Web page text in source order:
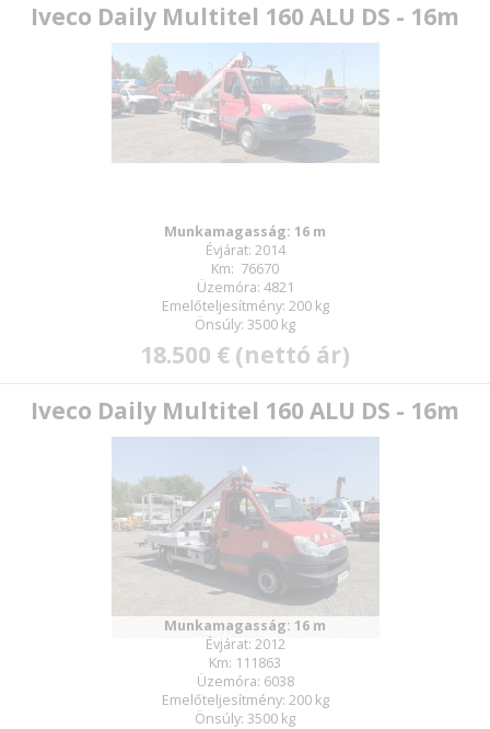
Iveco Daily Multitel 160 ALU DS - 16m
Munkamagasság: 16 m
Évjárat: 2014
Km: 76670
Üzemóra: 4821
Emelőteljesítmény: 200 kg
Önsúly: 3500 kg
18.500 € (nettó ár)
Iveco Daily Multitel 160 ALU DS - 16m
Munkamagasság: 16 m
Évjárat: 2012
Km: 111863
Üzemóra: 6038
Emelőteljesítmény: 200 kg
Önsúly: 3500 kg